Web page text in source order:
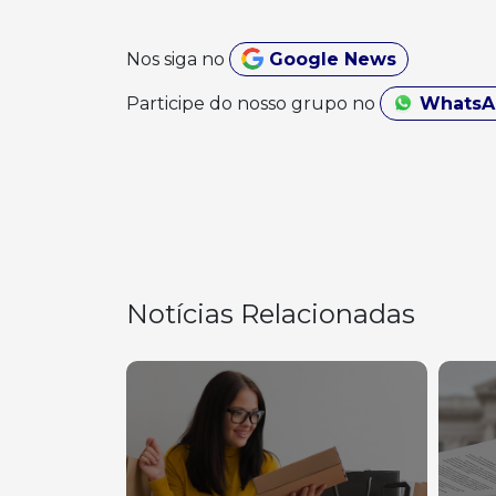
Nos siga no Google News
Participe do nosso grupo no
Notícias Relacionadas